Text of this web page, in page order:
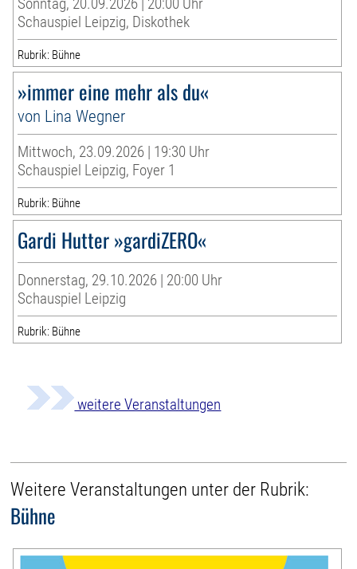
Schauspiel Leipzig, Diskothek
Rubrik: Bühne
»immer eine mehr als du«
von Lina Wegner
Mittwoch, 23.09.2026 | 19:30 Uhr
Schauspiel Leipzig, Foyer 1
Rubrik: Bühne
Gardi Hutter »gardiZERO«
Donnerstag, 29.10.2026 | 20:00 Uhr
Schauspiel Leipzig
Rubrik: Bühne
weitere Veranstaltungen
Weitere Veranstaltungen unter der Rubrik:
Bühne